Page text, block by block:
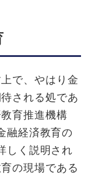
で、やはり金
される処であ
育推進機構
融経済教育の
しく説明され
の現場である